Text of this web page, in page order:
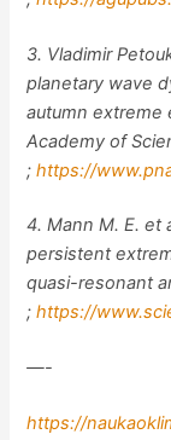
3. Vladimir
planetary wave
autumn extreme
Academy of
;https://
4. Mann M. E. et
persistent
quasi-resonant
;https://
—-
https://